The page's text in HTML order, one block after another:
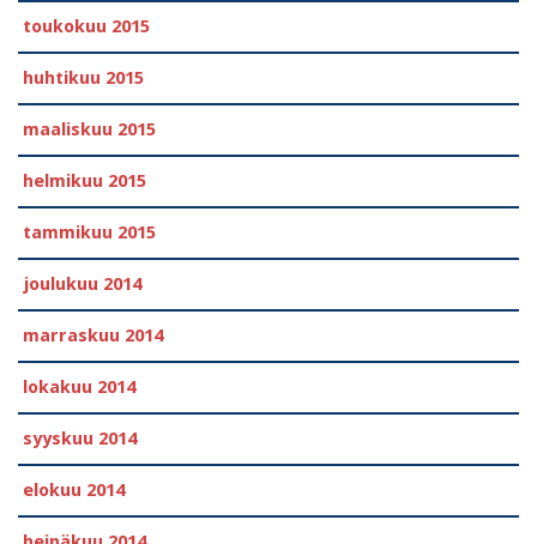
toukokuu 2015
huhtikuu 2015
maaliskuu 2015
helmikuu 2015
tammikuu 2015
joulukuu 2014
marraskuu 2014
lokakuu 2014
syyskuu 2014
elokuu 2014